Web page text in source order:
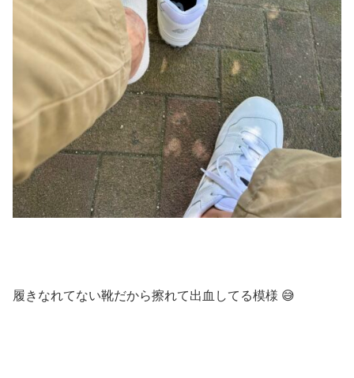
履きなれてない靴だから擦れて出血してる模様 😅